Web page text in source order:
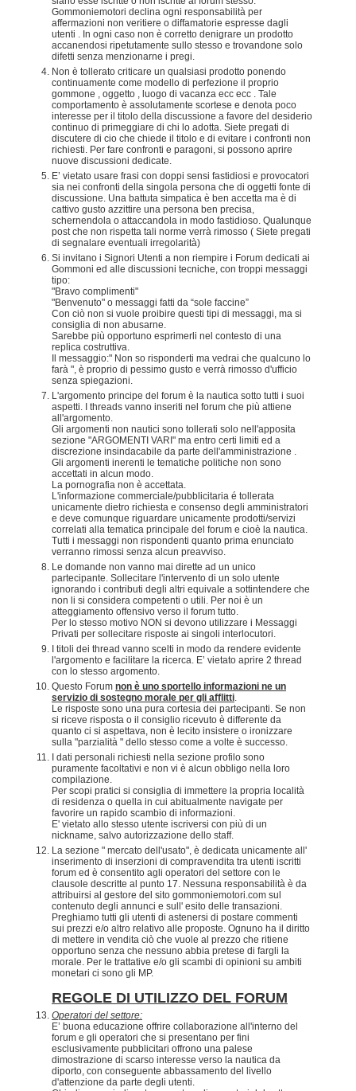
Gommoniemotori declina ogni responsabilità per
affermazioni non veritiere o diffamatorie espresse dagli
utenti . In ogni caso non è corretto denigrare un prodotto
accanendosi ripetutamente sullo stesso e trovandone solo
difetti senza menzionarne i pregi.
Non è tollerato criticare un qualsiasi prodotto ponendo
continuamente come modello di perfezione il proprio
gommone , oggetto , luogo di vacanza ecc ecc . Tale
comportamento è assolutamente scortese e denota poco
interesse per il titolo della discussione a favore del desiderio
continuo di primeggiare di chi lo adotta. Siete pregati di
discutere di cio che chiede il titolo e di evitare i confronti non
richiesti. Per fare confronti e paragoni, si possono aprire
nuove discussioni dedicate.
E’ vietato usare frasi con doppi sensi fastidiosi e provocatori
sia nei confronti della singola persona che di oggetti fonte di
discussione. Una battuta simpatica è ben accetta ma è di
cattivo gusto azzittire una persona ben precisa,
schernendola o attaccandola in modo fastidioso. Qualunque
post che non rispetta tali norme verrà rimosso ( Siete pregati
di segnalare eventuali irregolarità)
Si invitano i Signori Utenti a non riempire i Forum dedicati ai
Gommoni ed alle discussioni tecniche, con troppi messaggi
tipo:
"Bravo complimenti"
"Benvenuto" o messaggi fatti da “sole faccine”
Con ciò non si vuole proibire questi tipi di messaggi, ma si
consiglia di non abusarne.
Sarebbe più opportuno esprimerli nel contesto di una
replica costruttiva.
Il messaggio:" Non so risponderti ma vedrai che qualcuno lo
farà ", è proprio di pessimo gusto e verrà rimosso d'ufficio
senza spiegazioni.
L'argomento principe del forum è la nautica sotto tutti i suoi
aspetti. I threads vanno inseriti nel forum che più attiene
all'argomento.
Gli argomenti non nautici sono tollerati solo nell'apposita
sezione "ARGOMENTI VARI" ma entro certi limiti ed a
discrezione insindacabile da parte dell'amministrazione .
Gli argomenti inerenti le tematiche politiche non sono
accettati in alcun modo.
La pornografia non è accettata.
L'informazione commerciale/pubblicitaria é tollerata
unicamente dietro richiesta e consenso degli amministratori
e deve comunque riguardare unicamente prodotti/servizi
correlati alla tematica principale del forum e cioè la nautica.
Tutti i messaggi non rispondenti quanto prima enunciato
verranno rimossi senza alcun preavviso.
Le domande non vanno mai dirette ad un unico
partecipante. Sollecitare l'intervento di un solo utente
ignorando i contributi degli altri equivale a sottintendere che
non li si considera competenti o utili. Per noi è un
atteggiamento offensivo verso il forum tutto.
Per lo stesso motivo NON si devono utilizzare i Messaggi
Privati per sollecitare risposte ai singoli interlocutori.
I titoli dei thread vanno scelti in modo da rendere evidente
l'argomento e facilitare la ricerca. E’ vietato aprire 2 thread
con lo stesso argomento.
Questo Forum non è uno sportello informazioni ne un
servizio di sostegno morale per gli afflitti
Le risposte sono una pura cortesia dei partecipanti. Se non
si riceve risposta o il consiglio ricevuto è differente da
quanto ci si aspettava, non è lecito insistere o ironizzare
sulla "parzialità " dello stesso come a volte è successo.
I dati personali richiesti nella sezione profilo sono
puramente facoltativi e non vi è alcun obbligo nella loro
compilazione.
Per scopi pratici si consiglia di immettere la propria località
di residenza o quella in cui abitualmente navigate per
favorire un rapido scambio di informazioni.
E' vietato allo stesso utente iscriversi con più di un
nickname, salvo autorizzazione dello staff.
La sezione " mercato dell'usato", è dedicata unicamente all'
inserimento di inserzioni di compravendita tra utenti iscritti
forum ed è consentito agli operatori del settore con le
clausole descritte al punto 17. Nessuna responsabilità è da
attribuirsi al gestore del sito gommoniemotori.com sul
contenuto degli annunci e sull' esito delle transazioni.
Preghiamo tutti gli utenti di astenersi di postare commenti
sui prezzi e/o altro relativo alle proposte. Ognuno ha il diritto
di mettere in vendita ciò che vuole al prezzo che ritiene
opportuno senza che nessuno abbia pretese di fargli la
morale. Per le trattative e/o gli scambi di opinioni su ambiti
monetari ci sono gli MP.
REGOLE DI UTILIZZO DEL FORUM
Operatori del settore:
E’ buona educazione offrire collaborazione all'interno del
forum e gli operatori che si presentano per fini
esclusivamente pubblicitari offrono una palese
dimostrazione di scarso interesse verso la nautica da
diporto, con conseguente abbassamento del livello
d'attenzione da parte degli utenti.